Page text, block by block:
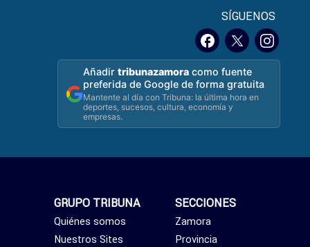
SÍGUENOS
Añadirtribunazamora como fuente
preferida de Google de forma gratuita
Mantente al día con Tribuna: la última hora en
deportes, sucesos, cultura, economía y
empresas.
SECCIONES
Zamora
Provincia
GRUPO TRIBUNA
Quiénes somos
Nuestros Sites